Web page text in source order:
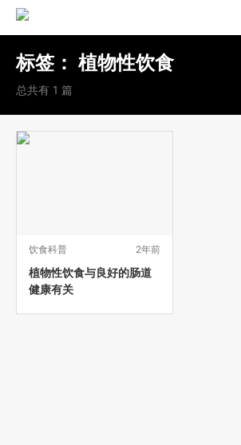
标签： 植物性饮食
总共有 1 篇
饮食科普 2年前
植物性饮食与良好的肠道
健康有关